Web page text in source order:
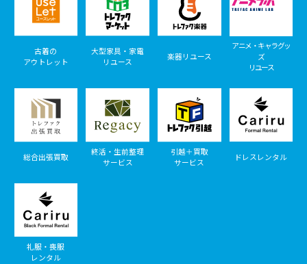
古着の
アウトレット
大型家具・家電
リユース
楽器リユース
アニメ・キャラグッ
ズ
リユース
総合出張買取
終活・生前整理
サービス
引越＋買取
サービス
ドレスレンタル
礼服・喪服
レンタル